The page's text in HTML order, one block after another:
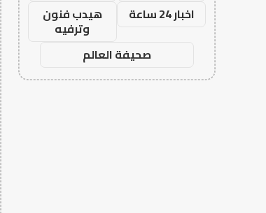
اخبار 24 ساعة
هيدب فنون
وترفيه
صحيفة العالم